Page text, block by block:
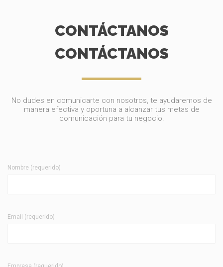
CONTÁCTANOS
CONTÁCTANOS
No dudes en comunicarte con nosotros, te ayudaremos de
manera efectiva y oportuna a alcanzar tus metas de
comunicación para tu negocio.
Nombre (requerido)
Email (requerido)